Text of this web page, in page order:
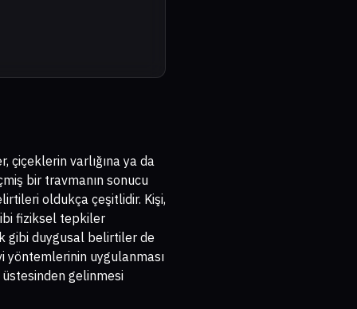
çiçeklerin varlığına ya da
bir travmanın sonucu
oldukça çeşitlidir. Kişi,
fiziksel tepkiler
gibi duygusal belirtiler de
yöntemlerinin uygulanması
gelinmesi